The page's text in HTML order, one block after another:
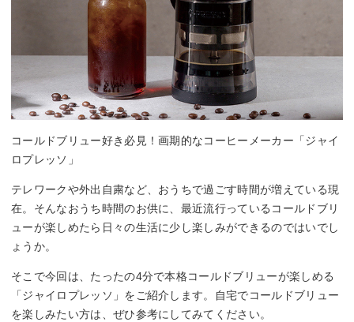
コールドブリュー好き必見！画期的なコーヒーメーカー「ジャイ
ロプレッソ」
テレワークや外出自粛など、おうちで過ごす時間が増えている現
在。そんなおうち時間のお供に、最近流行っているコールドブリ
ューが楽しめたら日々の生活に少し楽しみができるのではいでし
ょうか。
そこで今回は、たったの4分で本格コールドブリューが楽しめる
「ジャイロプレッソ」をご紹介します。自宅でコールドブリュー
を楽しみたい方は、ぜひ参考にしてみてください。